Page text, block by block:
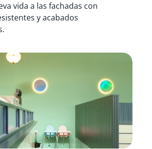
vida a las fachadas con
y acabados